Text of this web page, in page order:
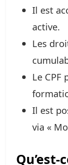
Il est
active.
Les
Le
Il est
via «